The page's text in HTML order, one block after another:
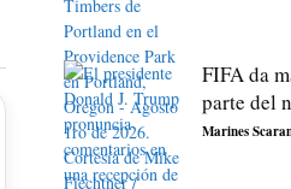
FIFA da
parte del
Marines